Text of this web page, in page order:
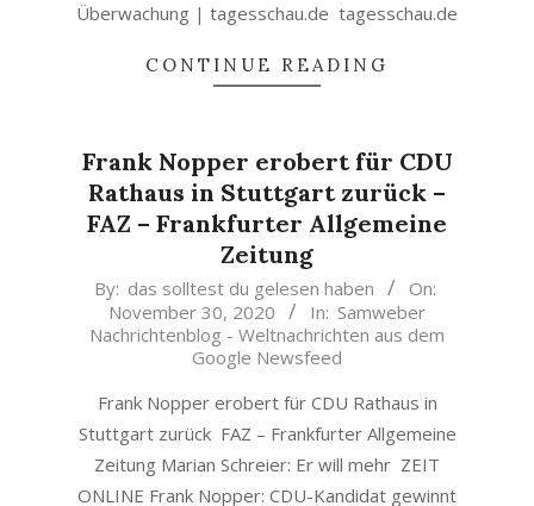
Überwachung | tagesschau.de tagesschau.de
CONTINUE READING
Frank Nopper erobert für CDU
Rathaus in Stuttgart zurück –
FAZ – Frankfurter Allgemeine
Zeitung
2020-
30
By: das solltest du gelesen haben
On:
November 30, 2020
In: Samweber
Nachrichtenblog - Weltnachrichten aus dem
Google Newsfeed
Frank Nopper erobert für CDU Rathaus in
Stuttgart zurück FAZ – Frankfurter Allgemeine
Zeitung Marian Schreier: Er will mehr ZEIT
ONLINE Frank Nopper: CDU-Kandidat gewinnt